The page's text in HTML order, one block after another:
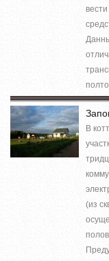
В
(из